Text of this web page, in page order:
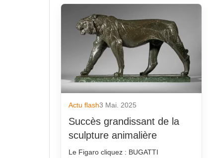
Actu flash3 Mai. 2025
Succès grandissant de la
sculpture animalière
Le Figaro cliquez : BUGATTI